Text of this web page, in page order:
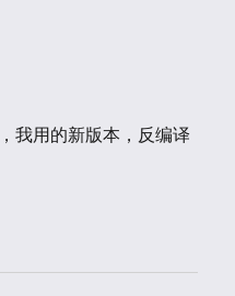
我用的新版本，反编译